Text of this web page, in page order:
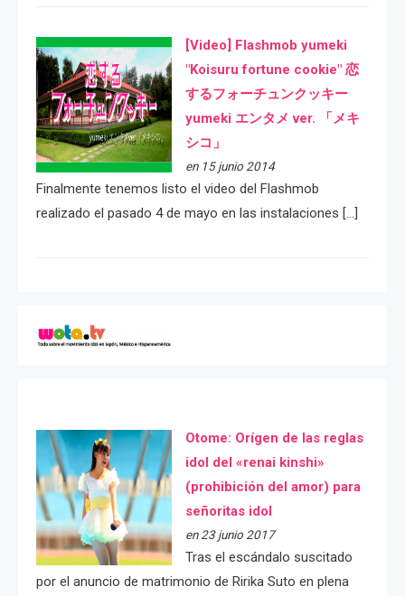
[Video] Flashmob yumeki
"Koisuru fortune cookie" 恋
するフォーチュンクッキー
yumeki エンタメ ver. 「メキ
シコ」
en 15 junio 2014
Finalmente tenemos listo el video del Flashmob
realizado el pasado 4 de mayo en las instalaciones […]
Otome: Orígen de las reglas
idol del «renai kinshi»
(prohibición del amor) para
señoritas idol
en 23 junio 2017
Tras el escándalo suscitado
por el anuncio de matrimonio de Ririka Suto en plena